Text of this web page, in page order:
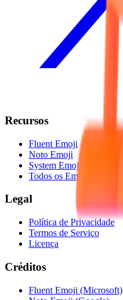
Recursos
Fluent Emoji
Noto Emoji
System Emoji
Todos os Emojis
Legal
Política de Privacidade
Termos de Serviço
Licença
Créditos
Fluent Emoji (Microsoft)